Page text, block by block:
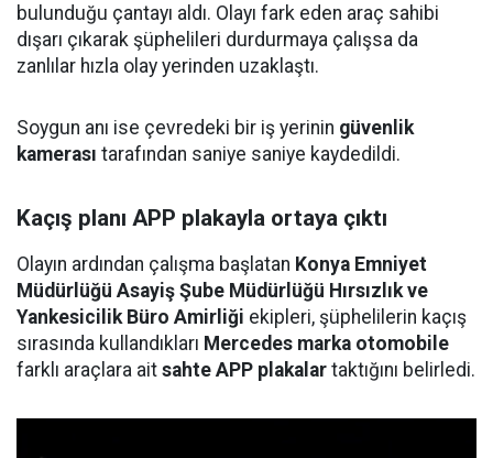
bulunduğu çantayı aldı. Olayı fark eden araç sahibi
dışarı çıkarak şüphelileri durdurmaya çalışsa da
zanlılar hızla olay yerinden uzaklaştı.
Soygun anı ise çevredeki bir iş yerinin güvenlik
kamerası tarafından saniye saniye kaydedildi.
Kaçış planı APP plakayla ortaya çıktı
Olayın ardından çalışma başlatan Konya Emniyet
Müdürlüğü Asayiş Şube Müdürlüğü Hırsızlık ve
Yankesicilik Büro Amirliği ekipleri, şüphelilerin kaçış
sırasında kullandıkları Mercedes marka otomobile
farklı araçlara ait sahte APP plakalar taktığını belirledi.